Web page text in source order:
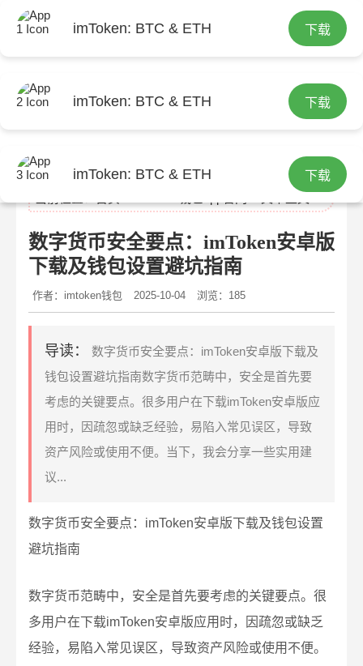
imToken: BTC & ETH 下载
imToken: BTC & ETH 下载
imToken: BTC & ETH 下载
数字货币安全要点：imToken安卓版
下载及钱包设置避坑指南
作者：imtoken钱包 2025-10-04 浏览：185
导读：
数字货币安全要点：imToken安卓版下载及
钱包设置避坑指南数字货币范畴中，安全是首先要
考虑的关键要点。很多用户在下载imToken安卓版应
用时，因疏忽或缺乏经验，易陷入常见误区，导致
资产风险或使用不便。当下，我会分享一些实用建
议...
数字货币安全要点：imToken安卓版下载及钱包设置
避坑指南
数字货币范畴中，安全是首先要考虑的关键要点。很
多用户在下载imToken安卓版应用时，因疏忽或缺乏
经验，易陷入常见误区，导致资产风险或使用不便。